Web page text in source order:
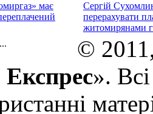
Сергій
перерахувати
житомирянами
©
».